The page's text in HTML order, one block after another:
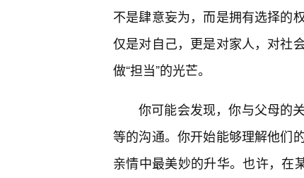
不是肆意妄为，而是拥有选择的
仅是对自己，更是对家人，对社
做“担当”的光芒。
你可能会发现，你与父母的
等的沟通。你开始能够理解他们
亲情中最美妙的升华。也许，在